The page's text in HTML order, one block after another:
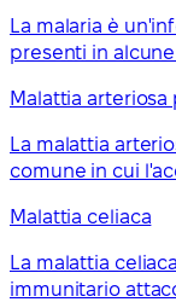
La malaria è
presenti in
Malattia arteriosa
La malattia
comune in cui
anche nota come
Malattia celiaca
La malattia
immunitario